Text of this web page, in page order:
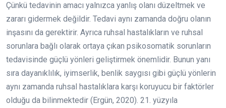
Çünkü tedavinin amacı yalnızca yanlış olanı düzeltmek ve
zararı gidermek değildir. Tedavi aynı zamanda doğru olanın
inşasını da gerektirir. Ayrıca ruhsal hastalıkların ve ruhsal
sorunlara bağlı olarak ortaya çıkan psikosomatik sorunların
tedavisinde güçlü yönleri geliştirmek önemlidir. Bunun yanı
sıra dayanıklılık, iyimserlik, benlik saygısı gibi güçlü yönlerin
aynı zamanda ruhsal hastalıklara karşı koruyucu bir faktörler
olduğu da bilinmektedir (Ergün, 2020). 21. yüzyıla